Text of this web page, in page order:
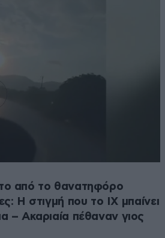
από το θανατηφόρο
Η στιγμή που το ΙΧ μπαίνει
– Ακαριαία πέθαναν γιος